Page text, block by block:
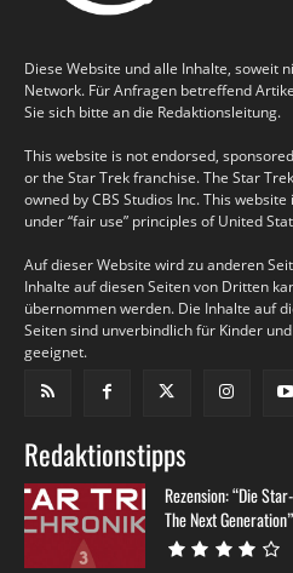
Diese Website und alle Inhalte, soweit
Network. Für Anfragen betreffend
Sie sich bitte an die Redaktionsleitung.
This website is not endorsed,
or the Star Trek franchise. The Star
owned by CBS Studios Inc. This
under “fair use” principles of United
Auf dieser Website wird zu anderen
Inhalte auf diesen Seiten von Dritten
übernommen werden. Die Inhalte auf
Seiten sind unverbindlich für Kinder
geeignet.
Redaktionstipps
Rezension: “Die
The Next Generation”